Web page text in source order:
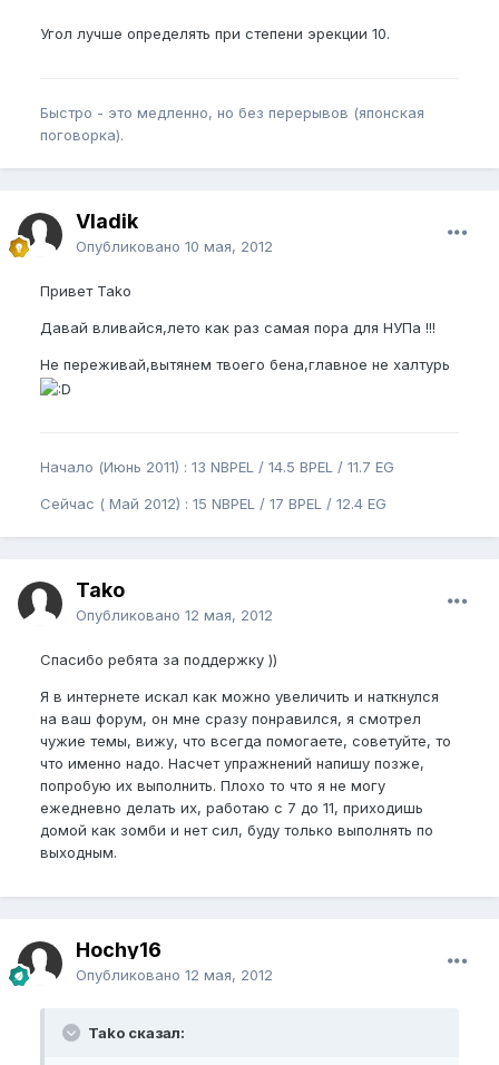
Угол лучше определять при степени эрекции 10.
Быстро - это медленно, но без перерывов (японская
поговорка).
Vladik
Опубликовано 10 мая, 2012
Привет Tako
Давай вливайся,лето как раз самая пора для НУПа !!!
Не переживай,вытянем твоего бена,главное не халтурь
Начало (Июнь 2011) : 13 NBPEL / 14.5 BPEL / 11.7 EG
Сейчас ( Май 2012) : 15 NBPEL / 17 BPEL / 12.4 EG
Tako
Опубликовано 12 мая, 2012
Спасибо ребята за поддержку ))
Я в интернете искал как можно увеличить и наткнулся
на ваш форум, он мне сразу понравился, я смотрел
чужие темы, вижу, что всегда помогаете, советуйте, то
что именно надо. Насчет упражнений напишу позже,
попробую их выполнить. Плохо то что я не могу
ежедневно делать их, работаю с 7 до 11, приходишь
домой как зомби и нет сил, буду только выполнять по
выходным.
Hochy16
Опубликовано 12 мая, 2012
Tako сказал: